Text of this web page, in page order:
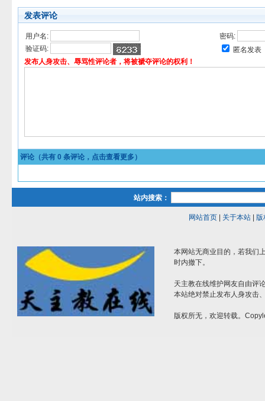
发表评论
用户名:
密码:
验证码:
匿名发表
发布人身攻击、辱骂性评论者，将被褫夺评论的权利！
评论（共有 0 条评论，点击查看更多）
站内搜索：
网站首页| 关于本站| 版
本网站无商业目的，若我们
时内撤下。
天主教在线维护网友自由评
本站绝对禁止发布人身攻击
版权所无，欢迎转载。